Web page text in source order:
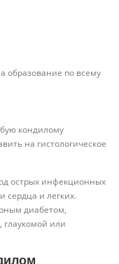
образование по всему
кондилому
на гистологическое
острых инфекционных
сердца и легких.
диабетом,
глаукомой или